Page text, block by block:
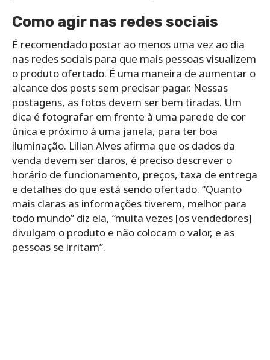
Como agir nas redes sociais
É recomendado postar ao menos uma vez ao dia
nas redes sociais para que mais pessoas visualizem
o produto ofertado. É uma maneira de aumentar o
alcance dos posts sem precisar pagar. Nessas
postagens, as fotos devem ser bem tiradas. Um
dica é fotografar em frente à uma parede de cor
única e próximo à uma janela, para ter boa
iluminação. Lilian Alves afirma que os dados da
venda devem ser claros, é preciso descrever o
horário de funcionamento, preços, taxa de entrega
e detalhes do que está sendo ofertado. “Quanto
mais claras as informações tiverem, melhor para
todo mundo” diz ela, “muita vezes [os vendedores]
divulgam o produto e não colocam o valor, e as
pessoas se irritam”.